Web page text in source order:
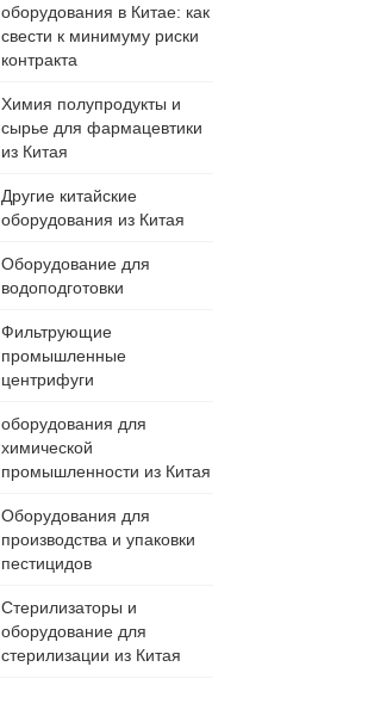
оборудования в Китае: как
свести к минимуму риски
контракта
Химия полупродукты и
сырье для фармацевтики
из Китая
Другие китайские
оборудования из Китая
Оборудование для
водоподготовки
Фильтрующие
промышленные
центрифуги
оборудования для
химической
промышленности из Китая
Оборудования для
производства и упаковки
пестицидов
Стерилизаторы и
оборудование для
стерилизации из Китая